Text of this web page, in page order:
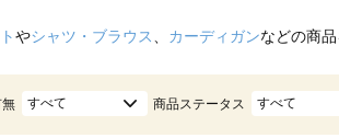
やシャツ・ブラウス カーディガンなどの商
すべて 商品ステータス すべて